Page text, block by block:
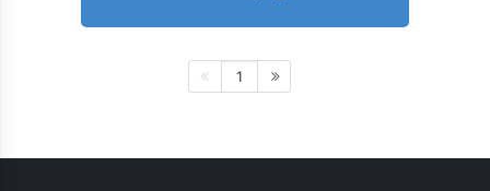
1